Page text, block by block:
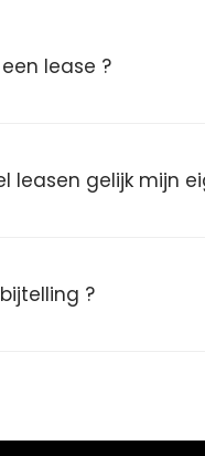
lease ?
leasen gelijk mijn
?